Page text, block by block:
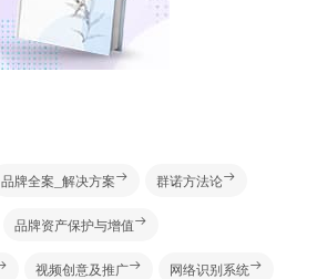
品牌全案_解决方案 群诺方法论
品牌资产保护与增值
视频创意及推广 网络识别系统